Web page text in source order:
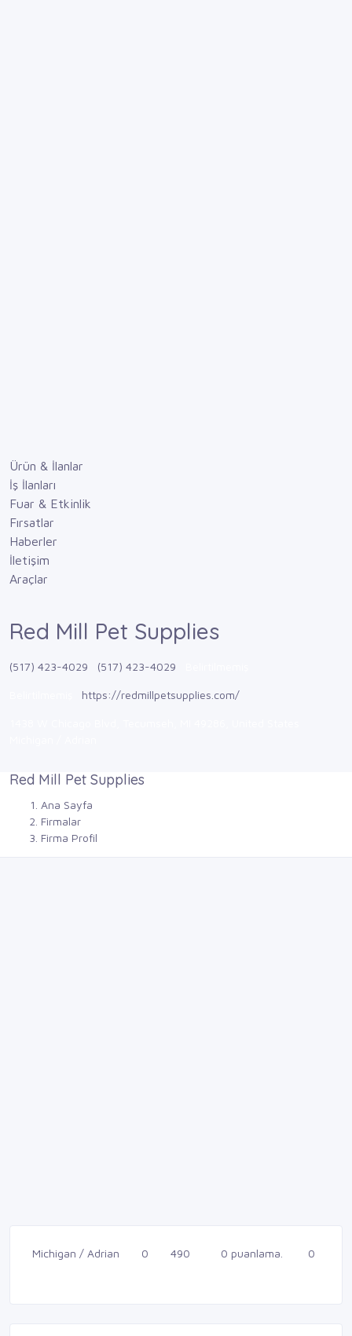
Ürün & İlanlar
İş İlanları
Fuar & Etkinlik
Fırsatlar
Haberler
İletişim
Araçlar
Red Mill Pet Supplies
(517) 423-4029 (517) 423-4029
https://redmillpetsupplies.com/
Red Mill Pet Supplies
Ana Sayfa
Firmalar
Firma Profil
Michigan / Adrian 0 490 0 puanlama. 0